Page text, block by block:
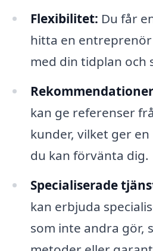
Flexibilitet: Du får
hitta en
med din tidplan och
kan ge referenser
kunder, vilket ger
du kan förvänta dig.
Specialiserade
kan erbjuda
som inte andra gör,